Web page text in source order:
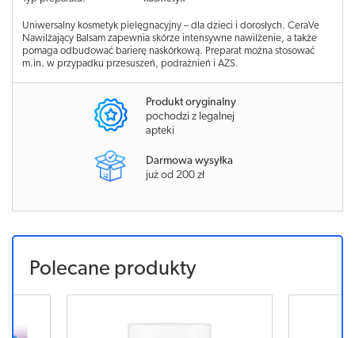
Uniwersalny kosmetyk pielęgnacyjny – dla dzieci i dorosłych. CeraVe
Nawilżający Balsam zapewnia skórze intensywne nawilżenie, a także
pomaga odbudować barierę naskórkową. Preparat można stosować
m.in. w przypadku przesuszeń, podrażnień i AZS.
Produkt oryginalny
pochodzi z legalnej
apteki
Darmowa wysyłka
już od 200 zł
Polecane produkty